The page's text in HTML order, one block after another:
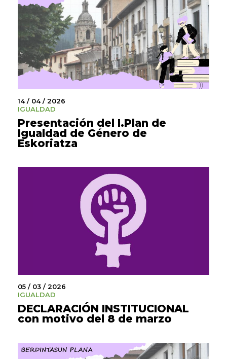
14 / 04 / 2026
IGUALDAD
Presentación del I.Plan de
Igualdad de Género de
Eskoriatza
05 / 03 / 2026
IGUALDAD
DECLARACIÓN INSTITUCIONAL
con motivo del 8 de marzo